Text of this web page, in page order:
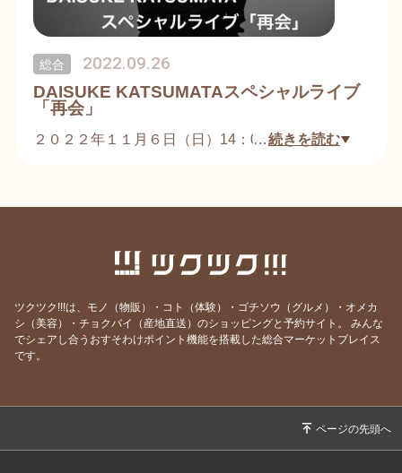
総合 2022.09.26
DAISUKE KATSUMATAスペシャルライブ
「再会」
２０２２年１１月６日（日）14：00〜
ソロ活動初の単独ライブ。
詳しくはWEBチケットページをご参照ください。
…続きを読む
ツクツク!!!は、モノ（物販）・コト（体験）・ゴチソウ（グルメ）・オメカ
シ（美容）・チョクバイ（産地直送）のショッピングと予約サイト。
みんな
でシェアし合うおすそわけポイント機能を搭載した総合マーケットプレイス
です。